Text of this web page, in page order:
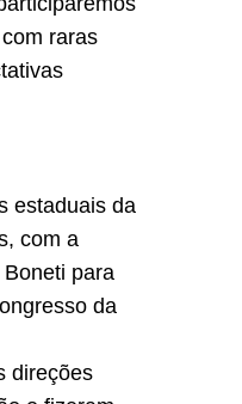
raras
estaduais da
com a
para
da
direções